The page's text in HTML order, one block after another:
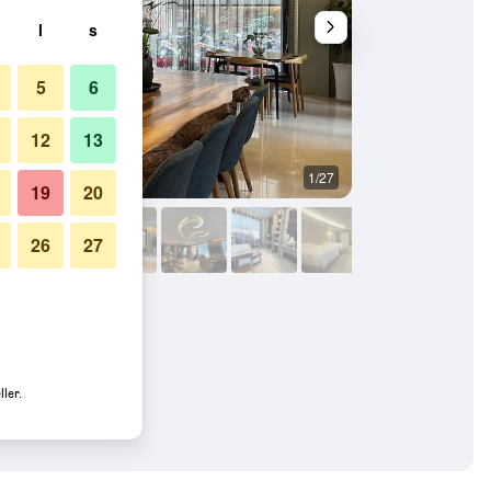
1/27
l s
5 6
12 13
19 20
26 27